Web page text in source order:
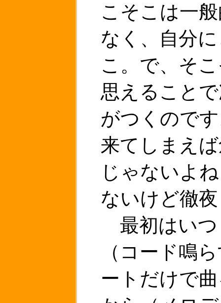
こそこは一
なく、自分
こ。で、そ
思えること
がつくので
来てしまえ
じゃないよ
ないけど徹
最初はいつ
（コード鳴
ートだけで